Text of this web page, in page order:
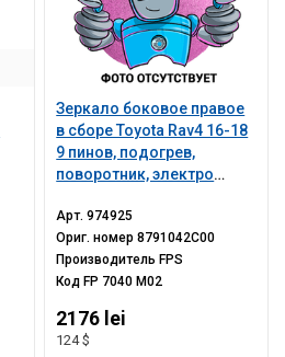
Зеркало боковое правое
в сборе Toyota Rav4 16-18
9 пинов, подогрев,
поворотник, электро
Арт.974925
Ориг. номер8791042C00
Производитель FPS
Код FP 7040 M02
2176 lei
124 $